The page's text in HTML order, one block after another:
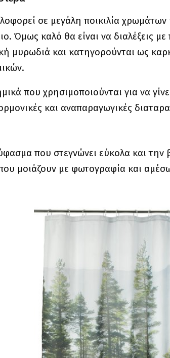
σε μεγάλη ποικιλία
Όμως καλό θα είναι να διαλέξεις
μυρωδιά και κατηγορούνται ως
που χρησιμοποιούνται για να
και αναπαραγωγικές
που στεγνώνει εύκολα και
μοιάζουν με φωτογραφία και